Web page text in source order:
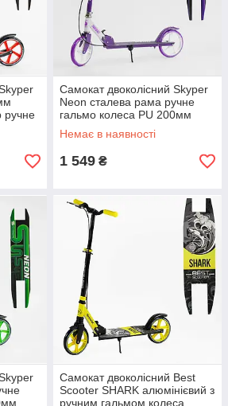
ручне
Самокат двоколісний Skyper
Neon сталева рама ручне
гальмо колеса PU 200мм
грипси гумові фіолетовий
Немає в наявності
1 549 ₴
Самокат двоколісний Best
Scooter SHARK алюмінієвий з
ручним гальмом колеса